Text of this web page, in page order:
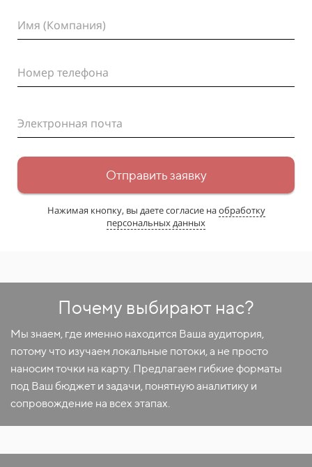
Имя (Компания)
Номер телефона
Электронная почта
Отправить заявку
Нажимая кнопку, вы даете согласие наобработку
персональных данных
Почему выбирают нас?
Мы знаем, где именно находится Ваша аудитория,
потому что изучаем локальные потоки, а не просто
наносим точки на карту. Предлагаем гибкие форматы
под Ваш бюджет и задачи, понятную аналитику и
сопровождение на всех этапах.